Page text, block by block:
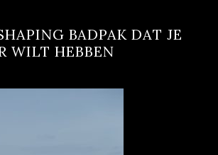
BADPAK DAT JE
WILT HEBBEN